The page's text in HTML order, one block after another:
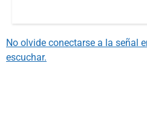
No olvide conectarse a la señal
escuchar.